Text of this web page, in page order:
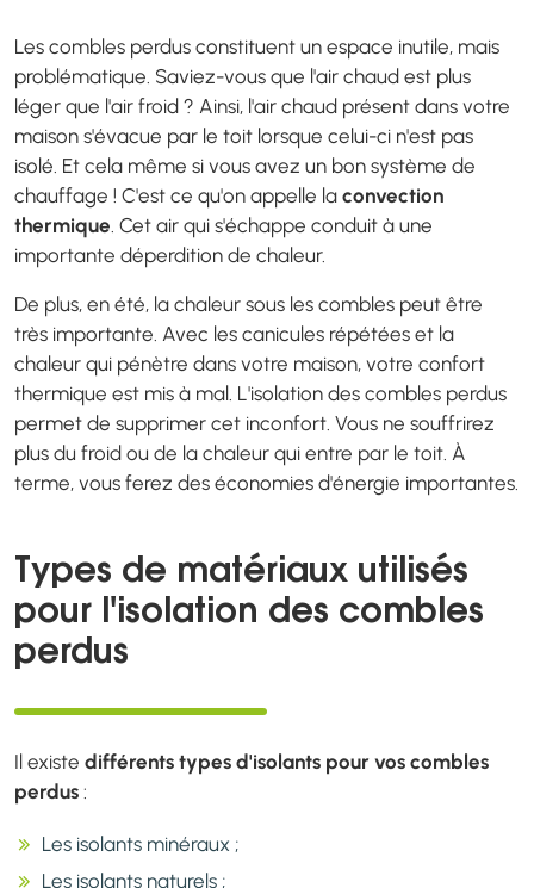
Les combles perdus constituent un espace inutile, mais
problématique. Saviez-vous que l'air chaud est plus
léger que l'air froid ? Ainsi, l'air chaud présent dans votre
maison s'évacue par le toit lorsque celui-ci n'est pas
isolé. Et cela même si vous avez un bon système de
chauffage ! C'est ce qu'on appelle la convection
thermique. Cet air qui s'échappe conduit à une
importante déperdition de chaleur.
De plus, en été, la chaleur sous les combles peut être
très importante. Avec les canicules répétées et la
chaleur qui pénètre dans votre maison, votre confort
thermique est mis à mal. L'isolation des combles perdus
permet de supprimer cet inconfort. Vous ne souffrirez
plus du froid ou de la chaleur qui entre par le toit. À
terme, vous ferez des économies d'énergie importantes.
Types de matériaux utilisés
pour l'isolation des combles
perdus
Il existe différents types d'isolants pour vos combles
perdus :
Les isolants minéraux ;
Les isolants naturels ;